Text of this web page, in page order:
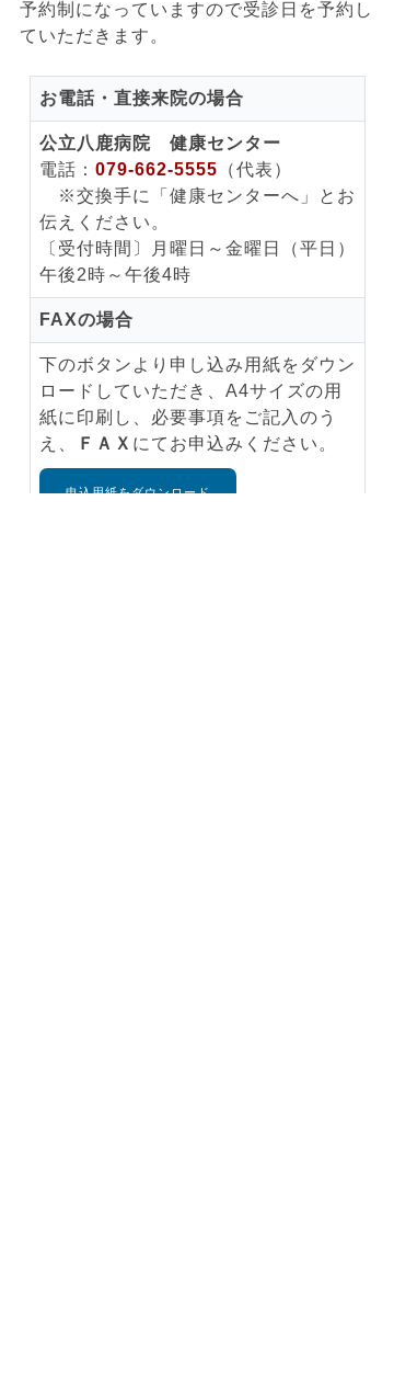
予約制になっていますので受診日を予約し
ていただきます。
お電話・直接来院の場合
公立八鹿病院 健康センター
電話： 079-662-5555 （代表）
※交換手に「健康センターへ」とお
伝えください。
〔受付時間〕月曜日～金曜日（平日）
午後2時～午後4時
FAXの場合
下のボタンより申し込み用紙をダウン
ロードしていただき、A4サイズの用
紙に印刷し、必要事項をご記入のう
え、
ＦＡＸ にてお申込みください。
申込用紙をダウンロード